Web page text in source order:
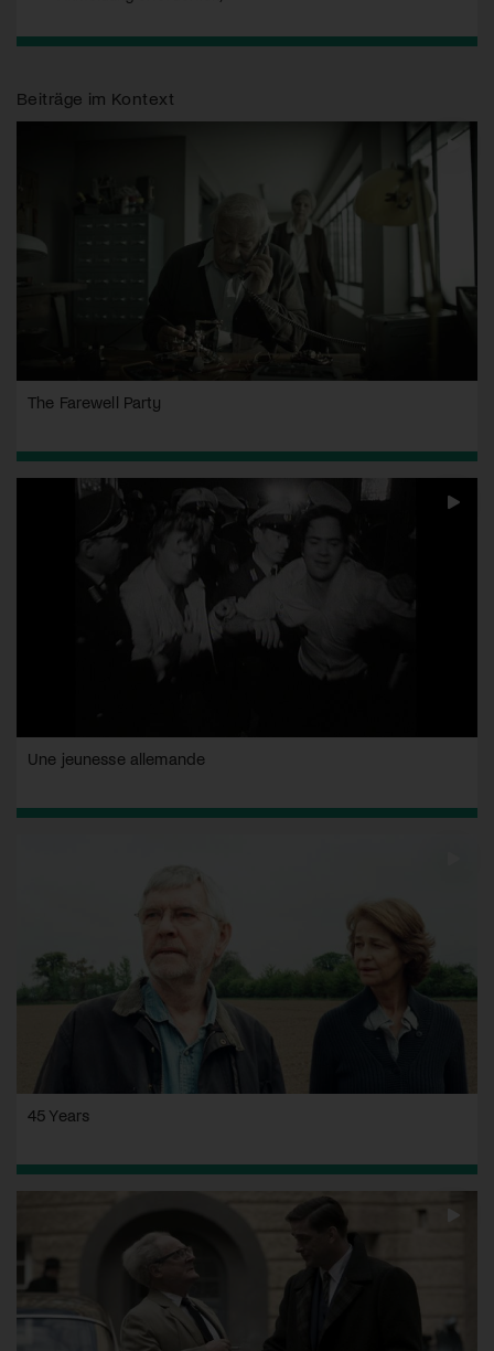
Beiträge im Kontext
The Farewell Party
Une jeunesse allemande
45 Years